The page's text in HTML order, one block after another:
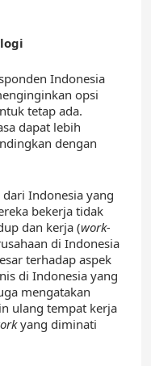
Indonesia
opsi
tetap ada.
dapat lebih
dengan
Indonesia yang
bekerja tidak
dan kerja (work-
di Indonesia
terhadap aspek
di Indonesia yang
mengatakan
ulang tempat kerja
yang diminati